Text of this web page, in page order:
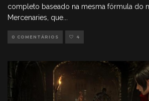
completo baseado na mesma fórmula do
Mercenaries, que
0 COMENTÁRIOS 4